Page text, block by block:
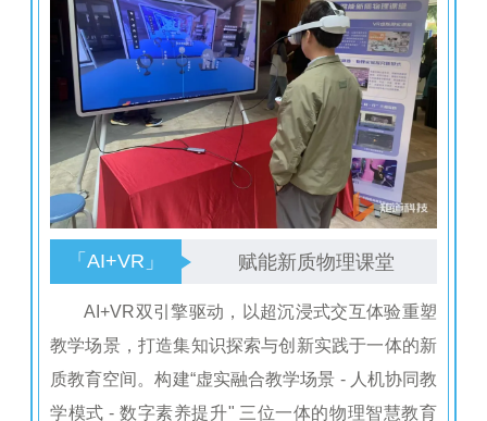
「AI+VR」 赋能新质物理课堂
AI+VR双引擎驱动，以超沉浸式交互体验重塑
教学场景，打造集知识探索与创新实践于一体的新
质教育空间。构建“虚实融合教学场景 - 人机协同教
学模式 - 数字素养提升" 三位一体的物理智慧教育